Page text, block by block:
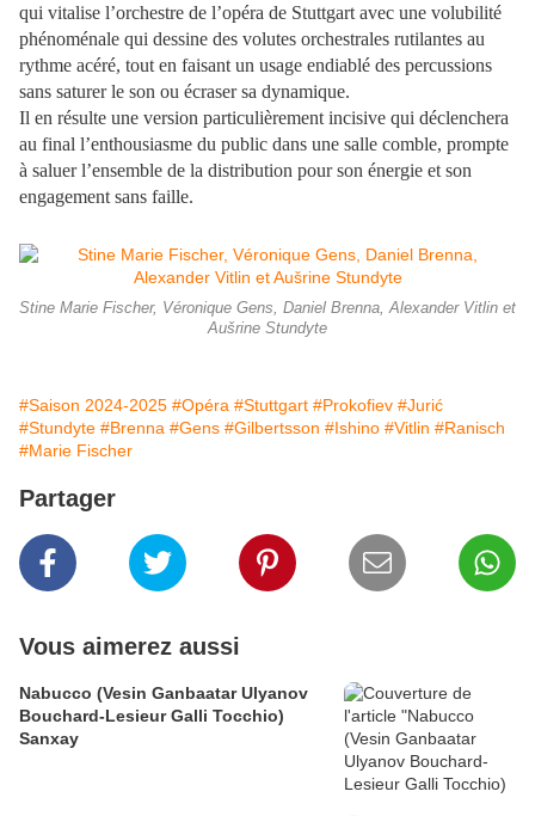
qui vitalise l’orchestre de l’opéra de Stuttgart avec une volubilité
phénoménale qui dessine des volutes orchestrales rutilantes au
rythme acéré, tout en faisant un usage endiablé des percussions
sans saturer le son ou écraser sa dynamique.
Il en résulte une version particulièrement incisive qui déclenchera
au final l’enthousiasme du public dans une salle comble, prompte
à saluer l’ensemble de la distribution pour son énergie et son
engagement sans faille.
Stine Marie Fischer, Véronique Gens, Daniel Brenna, Alexander Vitlin et
Aušrine Stundyte
#Saison 2024-2025 #Opéra #Stuttgart #Prokofiev #Jurić
#Stundyte #Brenna #Gens #Gilbertsson #Ishino #Vitlin #Ranisch
#Marie Fischer
Partager
Vous aimerez aussi
Nabucco (Vesin Ganbaatar Ulyanov
Bouchard-Lesieur Galli Tocchio)
Sanxay